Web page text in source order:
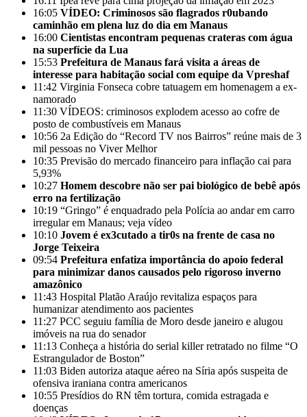
16:05 VÍDEO: Criminosos são flagrados r0ubando
caminhão em plena luz do dia em Manaus
16:00 Cientistas encontram pequenas crateras com água
na superfície da Lua
15:53 Prefeitura de Manaus fará visita a áreas de
interesse para habitação social com equipe da Vpreshaf
11:42 Virginia Fonseca cobre tatuagem em homenagem a ex-
namorado
11:30 VÍDEOS: criminosos explodem acesso ao cofre de
posto de combustíveis em Manaus
10:56 2a Edição do “Record TV nos Bairros” reúne mais de 3
mil pessoas no Viver Melhor
10:35 Previsão do mercado financeiro para inflação cai para
5,93%
10:27 Homem descobre não ser pai biológico de bebê após
erro na fertilização
10:19 “Gringo” é enquadrado pela Polícia ao andar em carro
irregular em Manaus; veja vídeo
10:10 Jovem é ex3cutado a tir0s na frente de casa no
Jorge Teixeira
09:54 Prefeitura enfatiza importância do apoio federal
para minimizar danos causados pelo rigoroso inverno
amazônico
11:43 Hospital Platão Araújo revitaliza espaços para
humanizar atendimento aos pacientes
11:27 PCC seguiu família de Moro desde janeiro e alugou
imóveis na rua do senador
11:13 Conheça a história do serial killer retratado no filme “O
Estrangulador de Boston”
11:03 Biden autoriza ataque aéreo na Síria após suspeita de
ofensiva iraniana contra americanos
10:55 Presídios do RN têm tortura, comida estragada e
doenças